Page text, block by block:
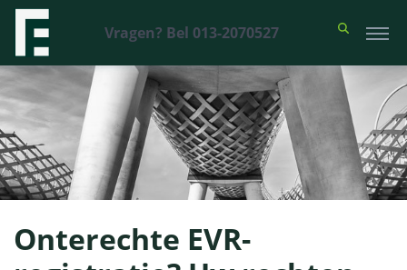
Vragen? Bel 013-2070527
Onterechte EVR-